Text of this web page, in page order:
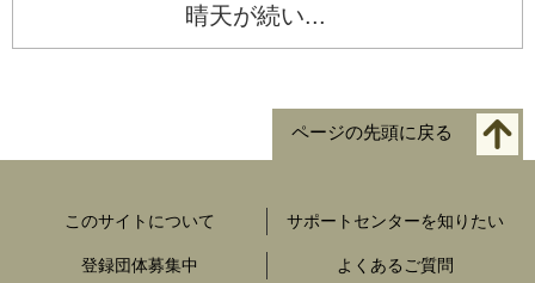
晴天が続い...
ページの先頭に戻る
このサイトについて サポートセンターを知りたい
登録団体募集中 よくあるご質問